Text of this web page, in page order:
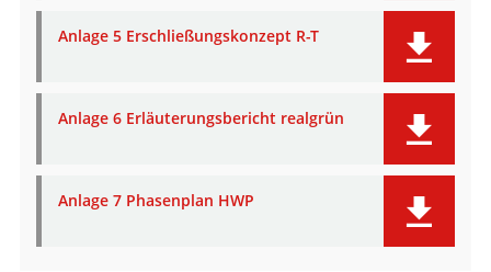
Anlage 5 Erschließungskonzept R-T
Anlage 6 Erläuterungsbericht realgrün
Anlage 7 Phasenplan HWP